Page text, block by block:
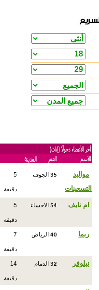
مواليد
التسعينات
35 الجوف 5
دقيقة
ام نايف 54 الاحساء 5
دقيقة
ربما 40 الرياض 7
دقيقة
نيلوفر 32 الدمام 14
دقيقة